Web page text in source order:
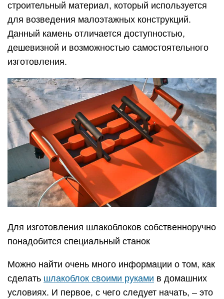
строительный материал, который используется
для возведения малоэтажных конструкций.
Данный камень отличается доступностью,
дешевизной и возможностью самостоятельного
изготовления.
Для изготовления шлакоблоков собственноручно
понадобится специальный станок
Можно найти очень много информации о том, как
сделать шлакоблок своими руками в домашних
условиях. И первое, с чего следует начать, – это